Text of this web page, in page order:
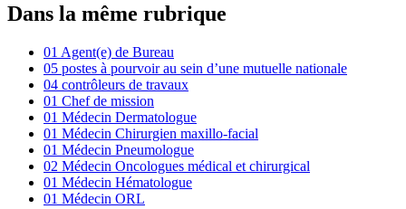
Dans la même rubrique
01 Agent(e) de Bureau
05 postes à pourvoir au sein d’une mutuelle nationale
04 contrôleurs de travaux
01 Chef de mission
01 Médecin Dermatologue
01 Médecin Chirurgien maxillo-facial
01 Médecin Pneumologue
02 Médecin Oncologues médical et chirurgical
01 Médecin Hématologue
01 Médecin ORL